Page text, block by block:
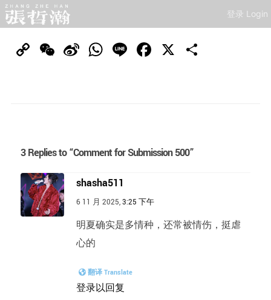
登录 Login
CopyWeChat
SinaWhatsApp
Line Facebook
X
3 Replies to “Comment for Submission 500”
shasha511
6 11 月 2025,3:25 下午
明夏确实是多情种，还常被情伤，挺虐
心的
翻译 Translate
登录以回复